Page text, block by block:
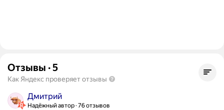
Отзывы ·5
Как Яндекс проверяет отзывы
Дмитрий
Надёжный автор 76 отзывов